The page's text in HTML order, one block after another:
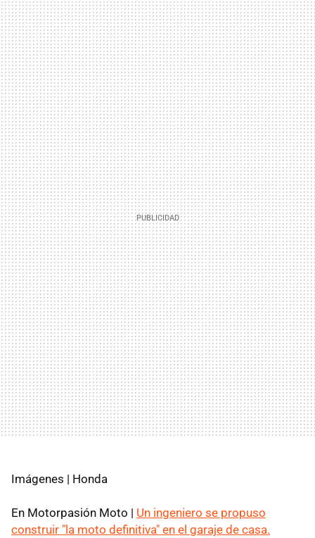
Imágenes | Honda
En Motorpasión Moto | Un ingeniero se propuso
construir "la moto definitiva" en el garaje de casa.